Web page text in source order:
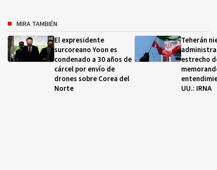
MIRA TAMBIÉN
El expresidente
surcoreano Yoon es
condenado a 30 años de
cárcel por envío de
drones sobre Corea del
Norte
Teherán
estrecho
UU.: IRNA